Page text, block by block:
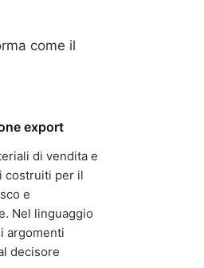
come il
export
di vendita e
costruiti per il
e
Nel linguaggio
argomenti
decisore